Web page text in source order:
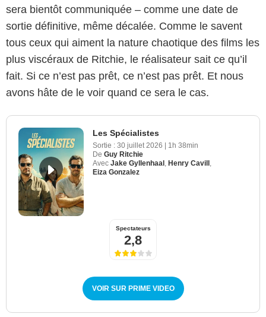
sera bientôt communiquée – comme une date de
sortie définitive, même décalée. Comme le savent
tous ceux qui aiment la nature chaotique des films les
plus viscéraux de Ritchie, le réalisateur sait ce qu’il
fait. Si ce n’est pas prêt, ce n’est pas prêt. Et nous
avons hâte de le voir quand ce sera le cas.
Les Spécialistes
Sortie : 30 juillet 2026 | 1h 38min
De Guy Ritchie
Avec Jake Gyllenhaal Henry Cavill
Eiza Gonzalez
Spectateurs
2,8
VOIR SUR PRIME VIDEO